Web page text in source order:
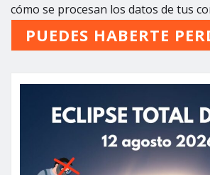
cómo se procesan los datos de tus
PUEDES HABERTE